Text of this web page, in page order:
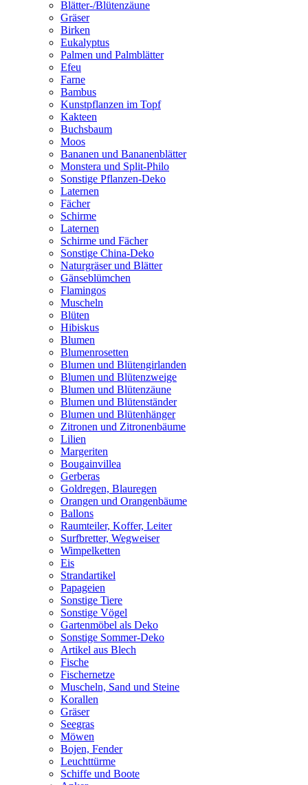
Blätter-/Blütenzäune
Gräser
Birken
Eukalyptus
Palmen und Palmblätter
Efeu
Farne
Bambus
Kunstpflanzen im Topf
Kakteen
Buchsbaum
Moos
Bananen und Bananenblätter
Monstera und Split-Philo
Sonstige Pflanzen-Deko
Laternen
Fächer
Schirme
Laternen
Schirme und Fächer
Sonstige China-Deko
Naturgräser und Blätter
Gänseblümchen
Flamingos
Muscheln
Blüten
Hibiskus
Blumen
Blumenrosetten
Blumen und Blütengirlanden
Blumen und Blütenzweige
Blumen und Blütenzäune
Blumen und Blütenständer
Blumen und Blütenhänger
Zitronen und Zitronenbäume
Lilien
Margeriten
Bougainvillea
Gerberas
Goldregen, Blauregen
Orangen und Orangenbäume
Ballons
Raumteiler, Koffer, Leiter
Surfbretter, Wegweiser
Wimpelketten
Eis
Strandartikel
Papageien
Sonstige Tiere
Sonstige Vögel
Gartenmöbel als Deko
Sonstige Sommer-Deko
Artikel aus Blech
Fische
Fischernetze
Muscheln, Sand und Steine
Korallen
Gräser
Seegras
Möwen
Bojen, Fender
Leuchttürme
Schiffe und Boote